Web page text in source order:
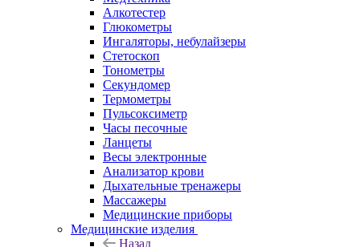
Алкотестер
Глюкометры
Ингаляторы, небулайзеры
Стетоскоп
Тонометры
Секундомер
Термометры
Пульсоксиметр
Часы песочные
Ланцеты
Весы электронные
Анализатор крови
Дыхательные тренажеры
Массажеры
Медицинские приборы
Медицинские изделия
Назад